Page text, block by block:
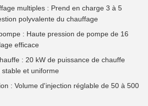
multiples : Prend en charge 3 à 5
polyvalente du chauffage
: Haute pression de pompe de 16
efficace
: 20 kW de puissance de chauffe
et uniforme
: Volume d'injection réglable de 50 à 500